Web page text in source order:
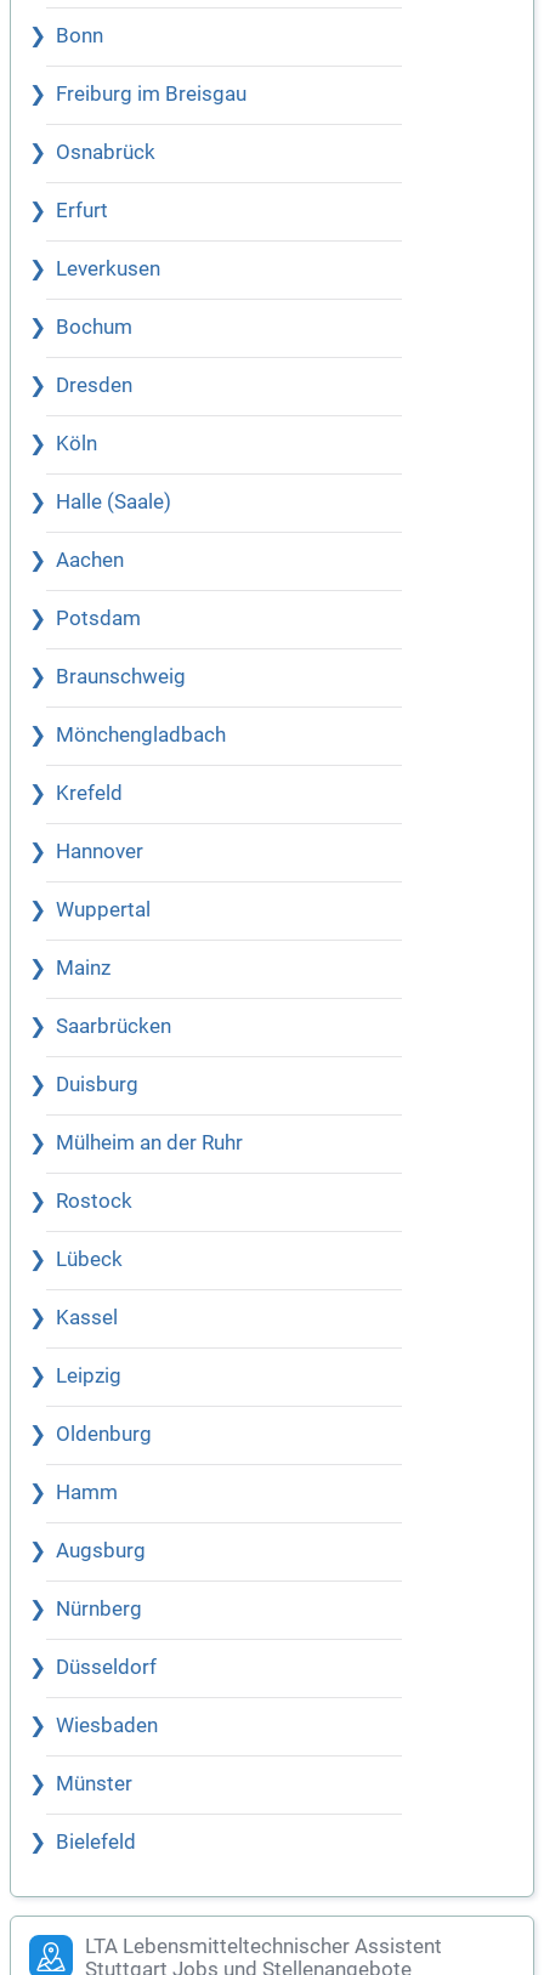
Bonn
Freiburg im Breisgau
Osnabrück
Erfurt
Leverkusen
Bochum
Dresden
Köln
Halle (Saale)
Aachen
Potsdam
Braunschweig
Mönchengladbach
Krefeld
Hannover
Wuppertal
Mainz
Saarbrücken
Duisburg
Mülheim an der Ruhr
Rostock
Lübeck
Kassel
Leipzig
Oldenburg
Hamm
Augsburg
Nürnberg
Düsseldorf
Wiesbaden
Münster
Bielefeld
LTA Lebensmitteltechnischer Assistent
Stuttgart Jobs und Stellenangebote